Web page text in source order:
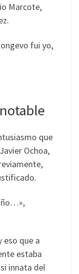
Marcote,
fui yo,
que
Ochoa,
que a
estaba
innata del